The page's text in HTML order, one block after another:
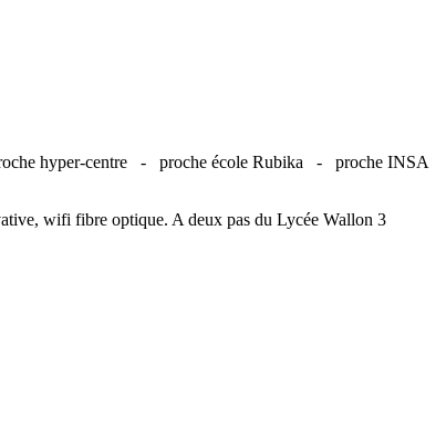
hyper-centre - proche école Rubika - proche INSA
wifi fibre optique. A deux pas du Lycée Wallon 3